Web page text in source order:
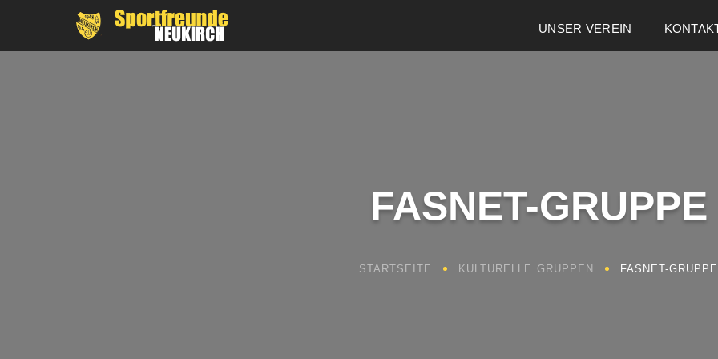
UNSER VEREIN
FASNET-GRUPPE
STARTSEITE KULTURELLE GRUPPEN FASNET-GRUPPE